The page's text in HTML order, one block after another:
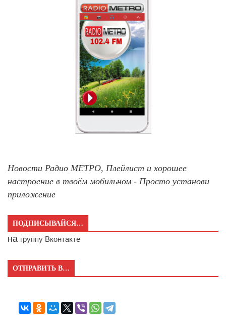
Новости Радио МЕТРО, Плейлист и хорошее
настроение в твоём мобильном - Просто установи
приложение
ПОДПИСЫВАЙСЯ…
на группу Вконтакте
ОТПРАВИТЬ В…